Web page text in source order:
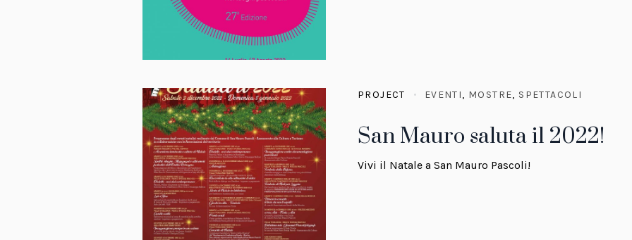
PROJECT EVENTI, MOSTRE, SPETTACOLI
San Mauro saluta il 2022!
Vivi il Natale a San Mauro Pascoli!